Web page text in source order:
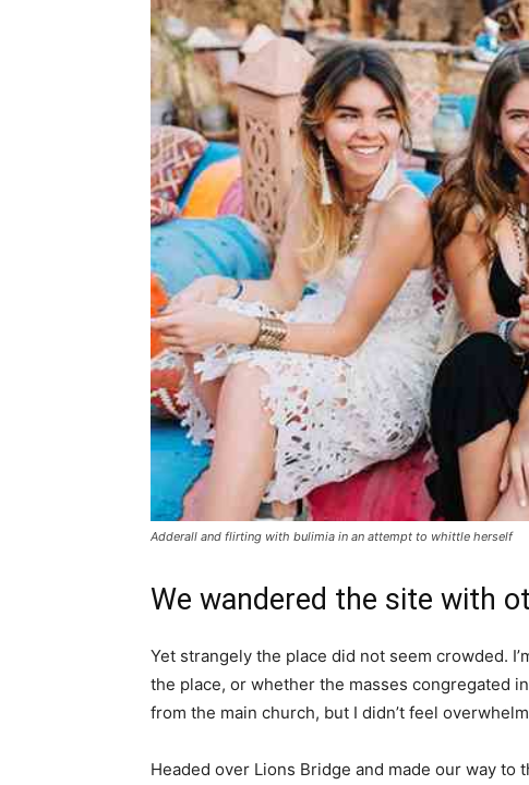
Adderall and flirting with bulimia in an attempt to whittle herself
We wandered the site with
Yet strangely the place did not seem crowded.
the place, or whether the masses congregated
from the main church, but I didn’t feel
Headed over Lions Bridge and made our way to